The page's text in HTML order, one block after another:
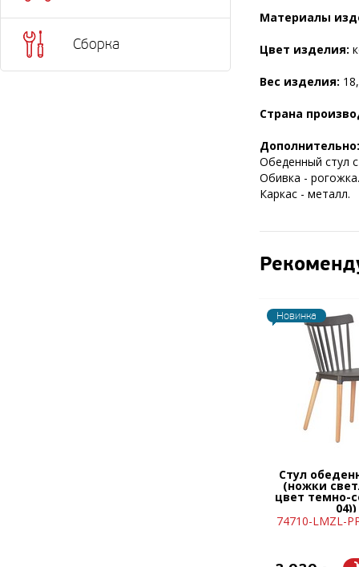
Сборка
Материалы
Цвет изделия:
Вес изделия:
Страна
Дополнительно:
Обеденный стул
Обивка - рогожка.
Каркас - металл.
Новинка
Стул
(ножки
цвет темно-
04))
74710-LMZL-